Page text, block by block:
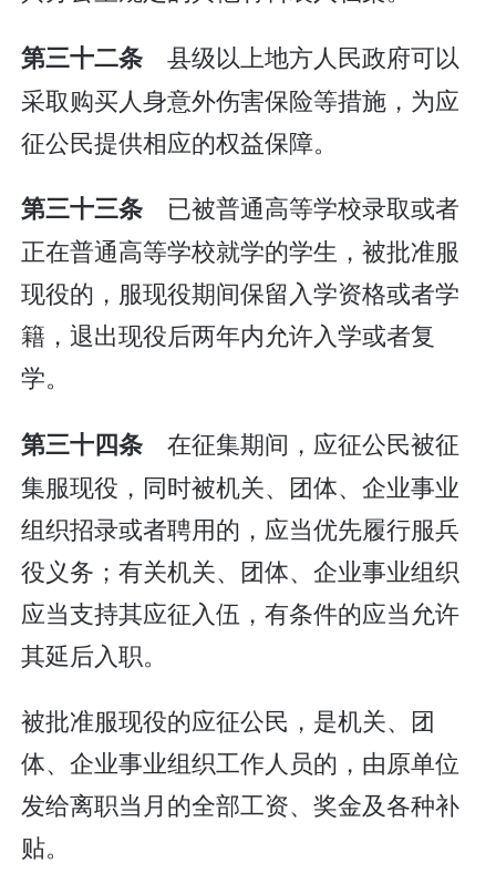
第三十二条 县级以上地方人民政府可以
采取购买人身意外伤害保险等措施，为应
征公民提供相应的权益保障。
第三十三条 已被普通高等学校录取或者
正在普通高等学校就学的学生，被批准服
现役的，服现役期间保留入学资格或者学
籍，退出现役后两年内允许入学或者复
学。
第三十四条 在征集期间，应征公民被征
集服现役，同时被机关、团体、企业事业
组织招录或者聘用的，应当优先履行服兵
役义务；有关机关、团体、企业事业组织
应当支持其应征入伍，有条件的应当允许
其延后入职。
被批准服现役的应征公民，是机关、团
体、企业事业组织工作人员的，由原单位
发给离职当月的全部工资、奖金及各种补
贴。